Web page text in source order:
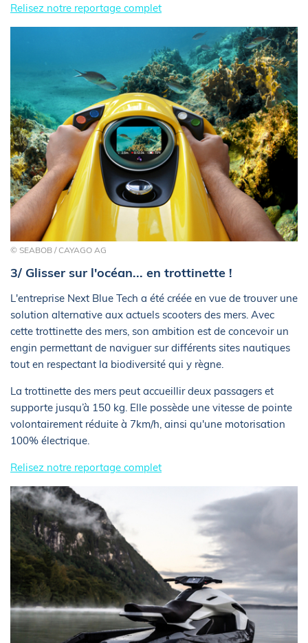
Relisez notre reportage complet
© SEABOB / CAYAGO AG
3/ Glisser sur l'océan... en trottinette !
L'entreprise Next Blue Tech a été créée en vue de trouver une
solution alternative aux actuels scooters des mers. Avec
cette trottinette des mers, son ambition est de concevoir un
engin permettant de naviguer sur différents sites nautiques
tout en respectant la biodiversité qui y règne.
La trottinette des mers peut accueillir deux passagers et
supporte jusqu’à 150 kg. Elle possède une vitesse de pointe
volontairement réduite à 7km/h, ainsi qu'une motorisation
100% électrique.
Relisez notre reportage complet